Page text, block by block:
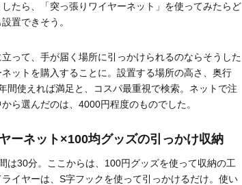
たら、「突っ張りワイヤーネット」を使ってみたらど
置できそう。
って、手が届く場所に引っかけられるのならそうした
ットを購入することに。設置する場所の高さ、奥行
間使えれば満足と、コスパ最重視で検索。ネットで注
ら選んだのは、4000円程度のものでした。
ーネット×100均グッズの引っかけ収納
は30分。ここからは、100円グッズを使って収納の工
イヤーは、S字フックを使って引っかけるだけ。使い